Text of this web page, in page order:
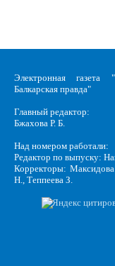
Электронная газета
Балкарская правда"
Главный редактор:
Бжахова Р. Б.
Над номером работали:
Редактор по выпуску:
Корректоры:
Н., Теппеева З.